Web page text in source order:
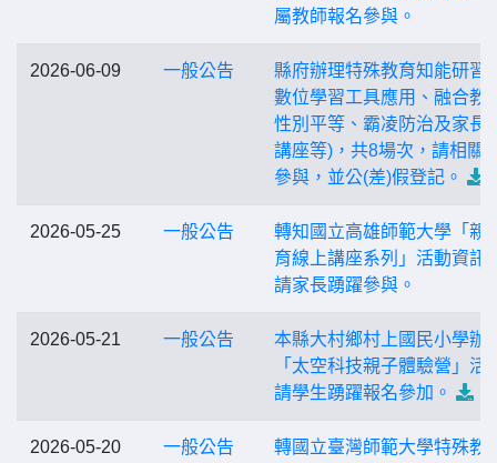
屬教師報名參與。
2026-06-09 一般公告
縣府辦理特殊教育知能研習
數位學習工具應用、融合教
性別平等、霸凌防治及家長
講座等)，共8場次，請相關
參與，並公(差)假登記。
2026-05-25 一般公告
轉知國立高雄師範大學「親
育線上講座系列」活動資訊
請家長踴躍參與。
2026-05-21 一般公告
本縣大村鄉村上國民小學辦
「太空科技親子體驗營」活
請學生踴躍報名參加。
2026-05-20 一般公告
轉國立臺灣師範大學特殊教